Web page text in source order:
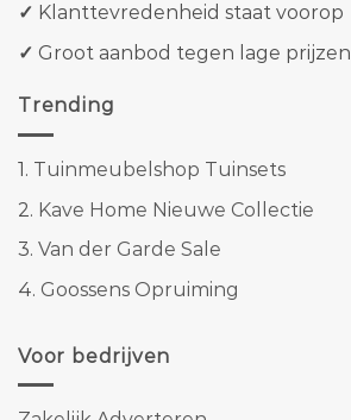
✓ Klanttevredenheid staat voorop
✓ Groot aanbod tegen lage prijzen
Trending
1. Tuinmeubelshop Tuinsets
2. Kave Home Nieuwe Collectie
3. Van der Garde Sale
4. Goossens Opruiming
Voor bedrijven